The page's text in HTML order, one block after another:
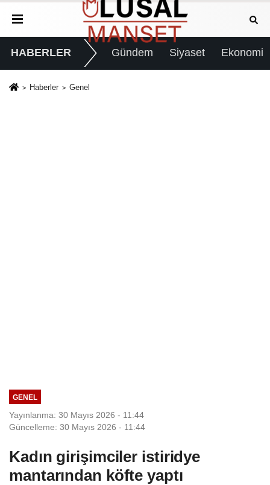
HABERLER Gündem Siyaset Ekonomi
Haberler Genel
GENEL
Yayınlanma: 30 Mayıs 2026 - 11:44
Güncelleme: 30 Mayıs 2026 - 11:44
Kadın girişimciler istiridye
mantarından köfte yaptı